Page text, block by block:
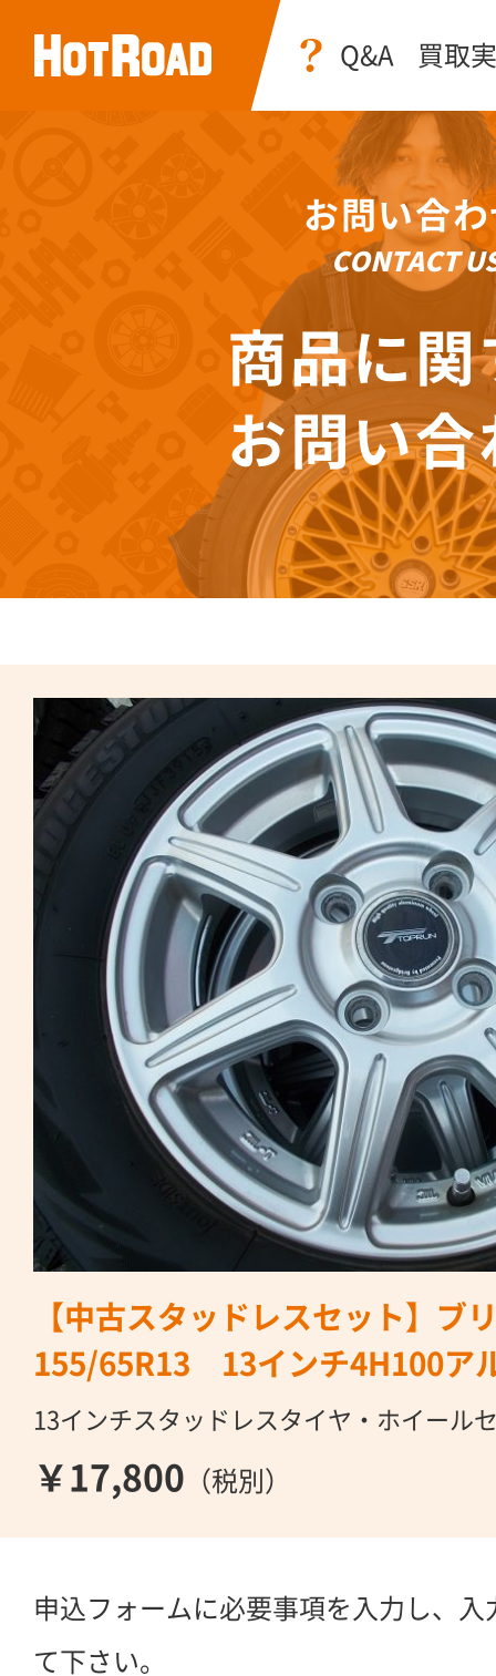
Q&A 買取
お問い合
CONTACT
商品に関
お問い合
【中古スタッドレスセット】ブ
155/65R13 13インチ4H100ア
13インチスタッドレスタイヤ・ホイール
￥17,800 （税別）
申込フォームに必要事項を入力し、
て下さい。